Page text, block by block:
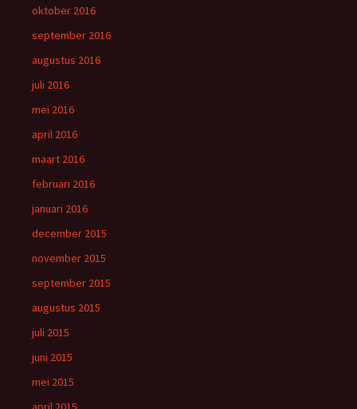
oktober 2016
september 2016
augustus 2016
juli 2016
mei 2016
april 2016
maart 2016
februari 2016
januari 2016
december 2015
november 2015
september 2015
augustus 2015
juli 2015
juni 2015
mei 2015